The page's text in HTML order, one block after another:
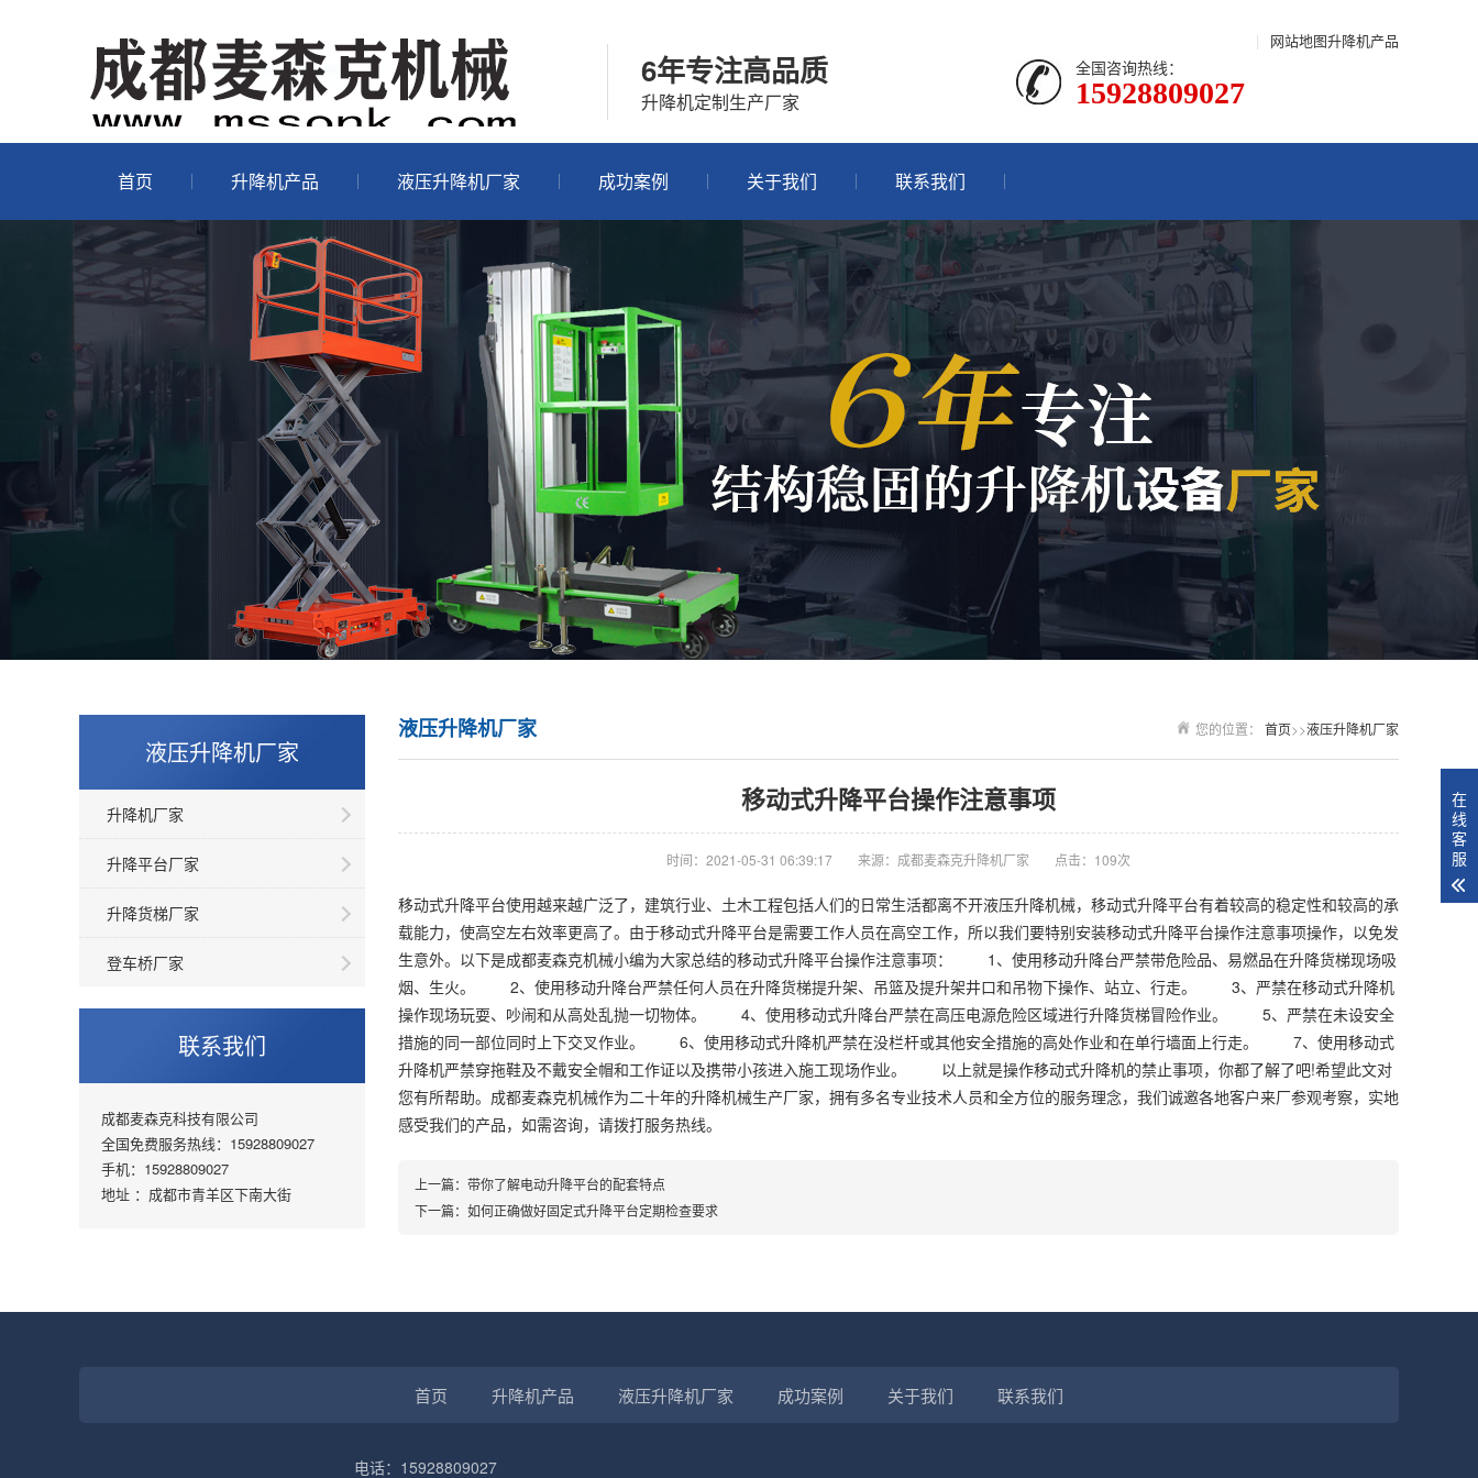
升降机产品
| 网站地图
6年专注高品质
升降机定制生产厂家
全国咨询热线：
15928809027
首页 升降机产品 液压升降机厂家 成功案例 关于我们 联系我们
液压升降机厂家
升降机厂家
升降平台厂家
升降货梯厂家
登车桥厂家
联系我们
成都麦森克科技有限公司
全国免费服务热线：15928809027
手机：15928809027
地址 ：成都市青羊区下南大街
您的位置： 首页>>液压升降机厂家
液压升降机厂家
移动式升降平台操作注意事项
时间：2021-05-31 06:39:17 来源：成都麦森克升降机厂家 点击：109次
移动式升降平台使用越来越广泛了，建筑行业、土木工程包括人们的日常生活都离不开液压升降机械，移动式升降平台有着较高的稳定性和较高的承
载能力，使高空左右效率更高了。由于移动式升降平台是需要工作人员在高空工作，所以我们要特别安装移动式升降平台操作注意事项操作，以免发
生意外。以下是成都麦森克机械小编为大家总结的移动式升降平台操作注意事项： 1、使用移动升降台严禁带危险品、易燃品在升降货梯现场吸
烟、生火。 2、使用移动升降台严禁任何人员在升降货梯提升架、吊篮及提升架井口和吊物下操作、站立、行走。 3、严禁在移动式升降机
操作现场玩耍、吵闹和从高处乱抛一切物体。 4、使用移动式升降台严禁在高压电源危险区域进行升降货梯冒险作业。 5、严禁在未设安全
措施的同一部位同时上下交叉作业。 6、使用移动式升降机严禁在没栏杆或其他安全措施的高处作业和在单行墙面上行走。 7、使用移动式
升降机严禁穿拖鞋及不戴安全帽和工作证以及携带小孩进入施工现场作业。 以上就是操作移动式升降机的禁止事项，你都了解了吧!希望此文对
您有所帮助。成都麦森克机械作为二十年的升降机械生产厂家，拥有多名专业技术人员和全方位的服务理念，我们诚邀各地客户来厂参观考察，实地
感受我们的产品，如需咨询，请拨打服务热线。
上一篇： 带你了解电动升降平台的配套特点
下一篇： 如何正确做好固定式升降平台定期检查要求
首页 升降机产品 液压升降机厂家 成功案例 关于我们 联系我们
电话：15928809027
在
线
客
服